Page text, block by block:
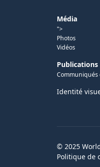
Média
">
Photos
Vidéos
Publications
Communiqués
Identité
© 2025
Politique de